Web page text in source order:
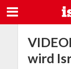
wird